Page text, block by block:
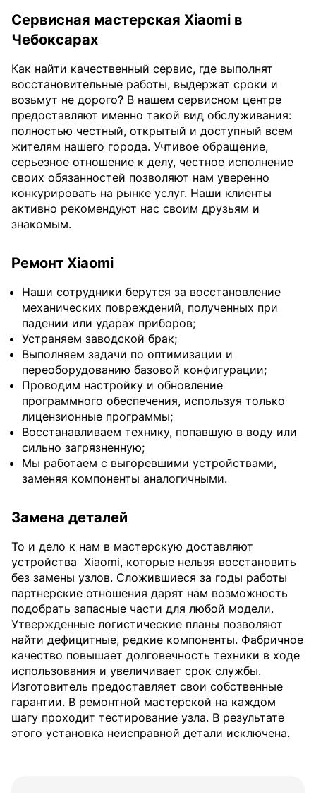
Сервисная мастерская Xiaomi в
Чебоксарах
Как найти качественный сервис, где выполнят
восстановительные работы, выдержат сроки и
возьмут не дорого? В нашем сервисном центре
предоставляют именно такой вид обслуживания:
полностью честный, открытый и доступный всем
жителям нашего города. Учтивое обращение,
серьезное отношение к делу, честное исполнение
своих обязанностей позволяют нам уверенно
конкурировать на рынке услуг. Наши клиенты
активно рекомендуют нас своим друзьям и
знакомым.
Ремонт Xiaomi
Наши сотрудники берутся за восстановление
механических повреждений, полученных при
падении или ударах приборов;
Устраняем заводской брак;
Выполняем задачи по оптимизации и
переоборудованию базовой конфигурации;
Проводим настройку и обновление
программного обеспечения, используя только
лицензионные программы;
Восстанавливаем технику, попавшую в воду или
сильно загрязненную;
Мы работаем с выгоревшими устройствами,
заменяя компоненты аналогичными.
Замена деталей
То и дело к нам в мастерскую доставляют
устройства Xiaomi, которые нельзя восстановить
без замены узлов. Сложившиеся за годы работы
партнерские отношения дарят нам возможность
подобрать запасные части для любой модели.
Утвержденные логистические планы позволяют
найти дефицитные, редкие компоненты. Фабричное
качество повышает долговечность техники в ходе
использования и увеличивает срок службы.
Изготовитель предоставляет свои собственные
гарантии. В ремонтной мастерской на каждом
шагу проходит тестирование узла. В результате
этого установка неисправной детали исключена.